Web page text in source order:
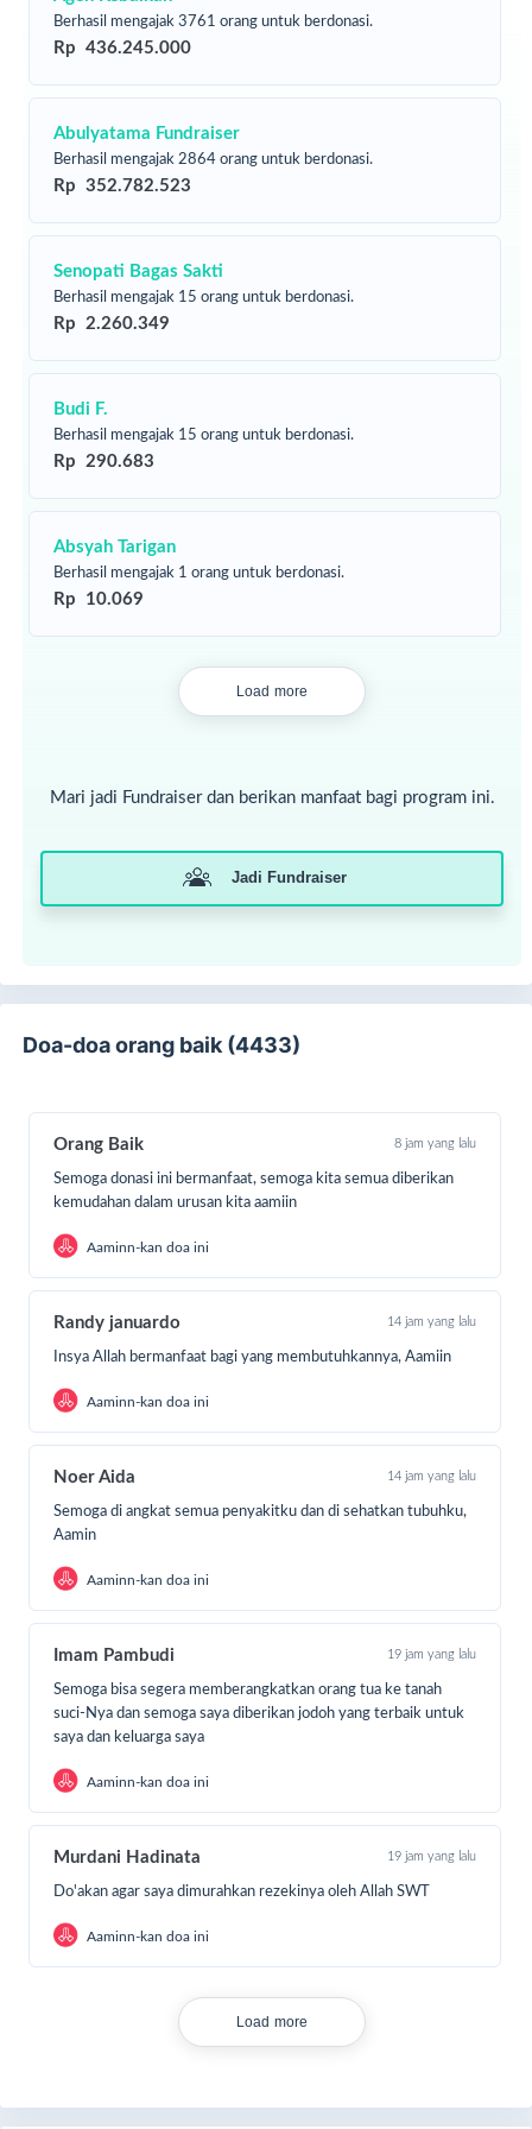
Sebagai umat Muslim tentunya kita tidak bisa berpangku
tangan dan hanya berdiam saja, mereka membutuhkan
uluran tangan dari kita.
kami di Palestina, serta semoga Engkau berikan kekuatan
dan kemampuan untuk kami bisa membantu mereka.
bulanan
obat-obatan dan perlengkapan medis, bantuan tunai,
LAZ Abulyatama Indonesia terusberkomitmen untuk
membantu saudara-saudara Muslim kita di Palestina sejak
beberapa tahun terakhir ini. Bantuan demi bantuan
konsisten kami salurkan, amanah indah dari para orang baik
yang menitipkan harta terbaiknya kepada kami.
sahabat yang terus membantu dan mendo'akan saudara
kita di Palestina, Insya Allah di setiap bantuan yang sahabat
dan saksi di yaumul akhir kelak dimana kita berpihak,
Aamiin Allaahumma Aamiin
Berhasil mengajak 3761 orang untuk berdonasi.
Rp 436.245.000
Abulyatama Fundraiser
Berhasil mengajak 2864 orang untuk berdonasi.
Rp 352.782.523
Senopati Bagas Sakti
Berhasil mengajak 15 orang untuk berdonasi.
Rp 2.260.349
Budi F.
Berhasil mengajak 15 orang untuk berdonasi.
Rp 290.683
Absyah Tarigan
Berhasil mengajak 1 orang untuk berdonasi.
Rp 10.069
Load more
Mari jadi Fundraiser dan berikan manfaat bagi program ini.
Jadi Fundraiser
Doa-doa orang baik (4433)
Orang Baik 8 jam yang lalu
Semoga donasi ini bermanfaat, semoga kita semua diberikan
kemudahan dalam urusan kita aamiin
Aaminn-kan doa ini
Randy januardo 14 jam yang lalu
Insya Allah bermanfaat bagi yang membutuhkannya, Aamiin
Aaminn-kan doa ini
Noer Aida 14 jam yang lalu
Semoga di angkat semua penyakitku dan di sehatkan tubuhku,
Aamin
Aaminn-kan doa ini
Imam Pambudi 19 jam yang lalu
Semoga bisa segera memberangkatkan orang tua ke tanah
suci-Nya dan semoga saya diberikan jodoh yang terbaik untuk
saya dan keluarga saya
Aaminn-kan doa ini
Murdani Hadinata 19 jam yang lalu
Do'akan agar saya dimurahkan rezekinya oleh Allah SWT
Aaminn-kan doa ini
Load more